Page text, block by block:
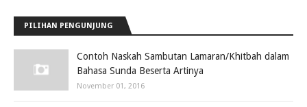
PILIHAN PENGUNJUNG
Contoh Naskah Sambutan Lamaran/Khitbah dalam
Bahasa Sunda Beserta Artinya
November 01, 2016